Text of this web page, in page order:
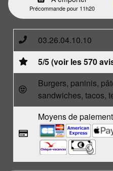
Précommande pour 11h20
03.26.04.10.10
5/5 (voir les 570
Burgers, paninis,
sandwiches, tacos,
Moyens de